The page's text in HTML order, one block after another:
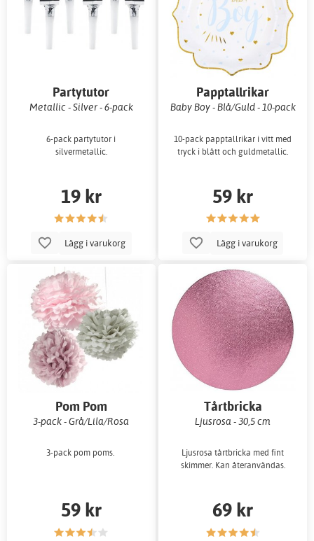
Partytutor
Metallic - Silver - 6-pack
6-pack partytutor i
silvermetallic.
19 kr
Lägg i varukorg
Papptallrikar
Baby Boy - Blå/Guld - 10-pack
10-pack papptallrikar i vitt med
tryck i blått och guldmetallic.
59 kr
Lägg i varukorg
Pom Pom
3-pack - Grå/Lila/Rosa
3-pack pom poms.
59 kr
Tårtbricka
Ljusrosa - 30,5 cm
Ljusrosa tårtbricka med fint
skimmer. Kan återanvändas.
69 kr